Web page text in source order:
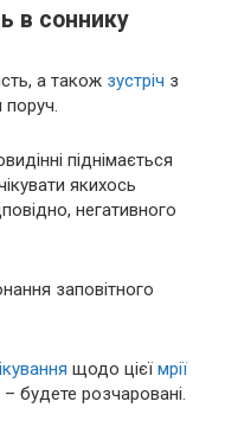
в соннику
а також зустріч з
поруч.
піднімається
якихось
негативного
заповітного
щодо цієї мрії
будете розчаровані.